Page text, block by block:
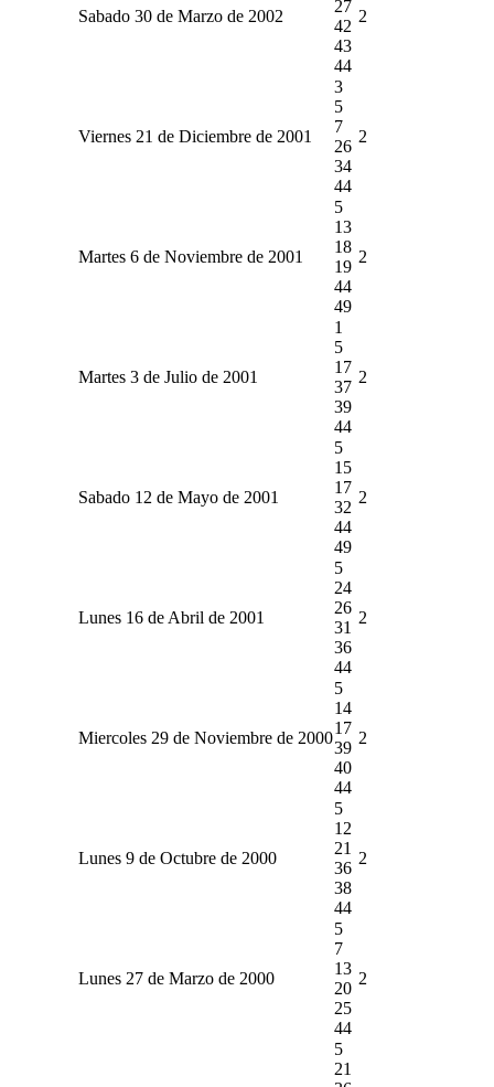
Sabado 30 de Marzo de 2002
27
42
43
44
2
Viernes 21 de Diciembre de 2001
3
5
7
26
34
44
2
Martes 6 de Noviembre de 2001
5
13
18
19
44
49
2
Martes 3 de Julio de 2001
1
5
17
37
39
44
2
Sabado 12 de Mayo de 2001
5
15
17
32
44
49
2
Lunes 16 de Abril de 2001
5
24
26
31
36
44
2
Miercoles 29 de Noviembre de 2000
5
14
17
39
40
44
2
Lunes 9 de Octubre de 2000
5
12
21
36
38
44
2
Lunes 27 de Marzo de 2000
5
7
13
20
25
44
2
5
21